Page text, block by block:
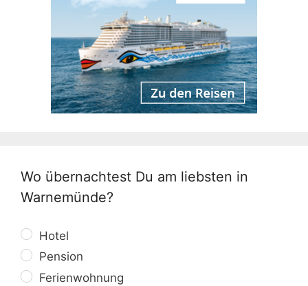
Wo übernachtest Du am liebsten in
Warnemünde?
Hotel
Pension
Ferienwohnung